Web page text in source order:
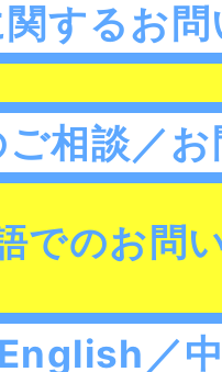
するお
相談／
でのお問
English／